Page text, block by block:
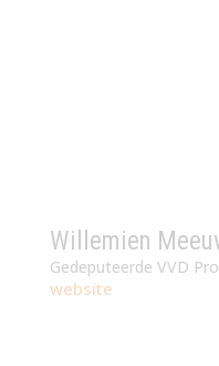
Willemien
Gedeputeerde VVD
website